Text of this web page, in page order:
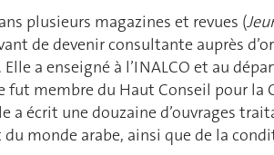
plusieurs magazines et revues (
de devenir consultante auprès
a enseigné à l’INALCO et au
fut membre du Haut Conseil pour la
écrit une douzaine d’ouvrages
monde arabe, ainsi que de la